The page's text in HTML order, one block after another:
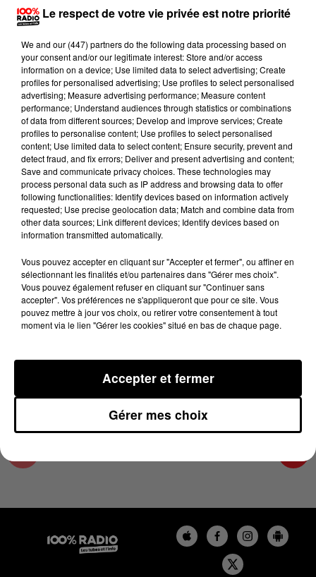
Lecture (2 min 15 sec)
100%
100% Radio les infos du Comminges
31 mars 2025 - 2 min 15 sec
LES INFOS DU COMMINGES DU 31/03/2025 À
10H00
Podcast infos du Comminges
Le respect de votre vie privée est notre priorité
We and our (447) partnersdo the following data processing based on
your consent and/or our legitimate interest: Store and/or access
information on a device; Use limited data to select advertising; Create
profiles for personalised advertising; Use profiles to select personalised
advertising; Measure advertising performance; Measure content
performance; Understand audiences through statistics or combinations
of data from different sources; Develop and improve services; Create
profiles to personalise content; Use profiles to select personalised
content; Use limited data to select content; Ensure security, prevent and
detect fraud, and fix errors; Deliver and present advertising and content;
Save and communicate privacy choices. These technologies may
process personal data such as IP address and browsing data to offer
following functionalities: Identify devices based on information actively
requested; Use precise geolocation data; Match and combine data from
other data sources; Link different devices; Identify devices based on
information transmitted automatically.
Vous pouvez accepter en cliquant sur "Accepter et fermer", ou affiner en
sélectionnant les finalités et/ou partenaires dans "Gérer mes choix".
Vous pouvez également refuser en cliquant sur "Continuer sans
accepter". Vos préférences ne s'appliqueront que pour ce site. Vous
pouvez mettre à jour vos choix, ou retirer votre consentement à tout
moment via le lien "Gérer les cookies" situé en bas de chaque page.
Gérer mes choix
Accepter et fermer